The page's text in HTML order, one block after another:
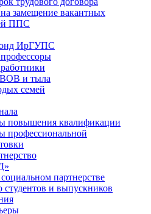
замещение вакантных
ППС
ИрГУПС
и тыла
семей
повышения квалификации
профессиональной
партнерстве
студентов и выпускников